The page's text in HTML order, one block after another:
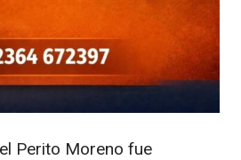
Perito Moreno fue